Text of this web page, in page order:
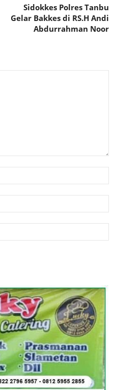
Sidokkes Polres Tanbu
Gelar Bakkes di RS.H Andi
Abdurrahman Noor